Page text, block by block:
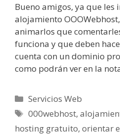
Bueno amigos, ya que
alojamiento
animarlos que
funciona y que deben
cuenta con un dominio
como podrán ver en la
Categorías
Servicios Web
Etiquetas
000webhost,
hosting gratuito, orientar